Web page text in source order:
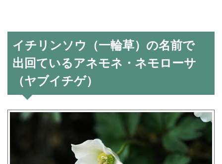
イチリンソウ（一輪草）の名前で
出回ているアネモネ・ネモローサ
（ヤブイチゲ）